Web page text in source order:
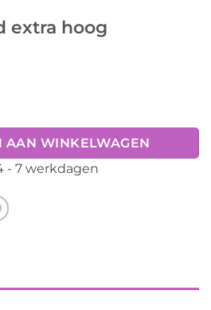
extra hoog
aantal
AAN WINKELWAGEN
- 7 werkdagen